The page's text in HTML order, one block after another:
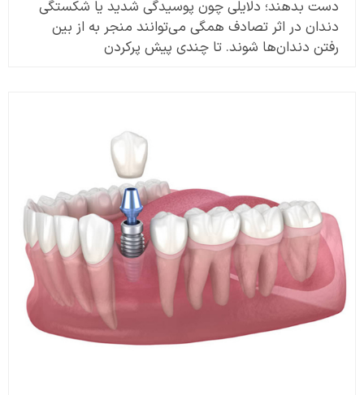
دست بدهند؛ دلایلی چون پوسیدگی شدید یا شکستگی
دندان در اثر تصادف همگی می‌توانند منجر به از بین
رفتن دندان‌ها شوند. تا چندی پیش پرکردن